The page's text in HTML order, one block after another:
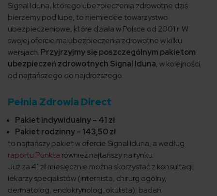
Signal Iduna, którego ubezpieczenia zdrowotne dziś
bierzemy pod lupę, to niemieckie towarzystwo
ubezpieczeniowe, które działa w Polsce od 2001 r. W
swojej ofercie ma ubezpieczenia zdrowotne w kilku
wersjach. Przyjrzyjmy się poszczególnym pakietom
ubezpieczeń zdrowotnych Signal Iduna, w kolejności
od najtańszego do najdroższego.
Pełnia Zdrowia Direct
Pakiet indywidualny – 41 zł
Pakiet rodzinny – 143,50 zł
to najtańszy pakiet w ofercie Signal Iduna, a według
raportu Punkta również najtańszy na rynku.
Już za 41 zł miesięcznie można skorzystać z konsultacji
lekarzy specjalistów (internista, chirurg ogólny,
dermatolog, endokrynolog, okulista), badań